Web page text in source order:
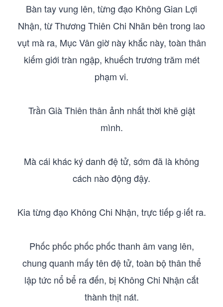
Bàn tay vung lên, từng đạo Không Gian Lợi
Nhận, từ Thương Thiên Chi Nhãn bên trong lao
vụt mà ra, Mục Vân giờ này khắc này, toàn thân
kiếm giới tràn ngập, khuếch trương trăm mét
phạm vi.
Trần Già Thiên thân ảnh nhất thời khẽ giật
mình.
Mà cái khác ký danh đệ tử, sớm đã là không
cách nào động đậy.
Kia từng đạo Không Chi Nhận, trực tiếp g·iết ra.
Phốc phốc phốc phốc thanh âm vang lên,
chung quanh mấy tên đệ tử, toàn bộ thân thể
lập tức nổ bể ra đến, bị Không Chi Nhận cắt
thành thịt nát.